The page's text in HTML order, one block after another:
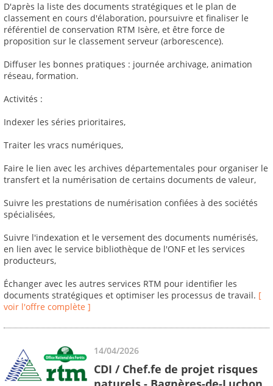
D'après la liste des documents stratégiques et le plan de
classement en cours d'élaboration, poursuivre et finaliser le
référentiel de conservation RTM Isère, et être force de
proposition sur le classement serveur (arborescence).
Diffuser les bonnes pratiques : journée archivage, animation
réseau, formation.
Activités :
Indexer les séries prioritaires,
Traiter les vracs numériques,
Faire le lien avec les archives départementales pour organiser le
transfert et la numérisation de certains documents de valeur,
Suivre les prestations de numérisation confiées à des sociétés
spécialisées,
Suivre l'indexation et le versement des documents numérisés,
en lien avec le service bibliothèque de l'ONF et les services
producteurs,
Échanger avec les autres services RTM pour identifier les
documents stratégiques et optimiser les processus de travail. [
voir l'offre complète ]
14/04/2026
CDI / Chef.fe de projet risques